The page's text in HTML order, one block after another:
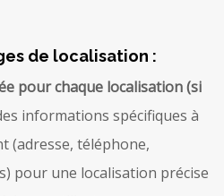
de localisation :
pour chaque localisation (si
informations spécifiques à
(adresse, téléphone,
pour une localisation précise